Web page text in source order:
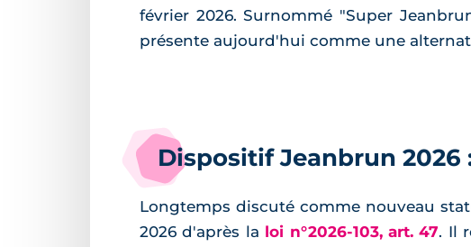
février 2026. Surnommé "Super
présente aujourd'hui comme une
Dispositif Jeanbrun
Longtemps discuté comme nouveau
2026 d'après la loi n°2026-103, art. 47. Il